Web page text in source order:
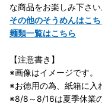
な商品をお楽しみ下さい
その他のそうめんはこち
麺類一覧はこちら
【注意書き】
※画像はイメージです。
※お徳用の為、紙箱に入
※8/8～8/16は夏季休業